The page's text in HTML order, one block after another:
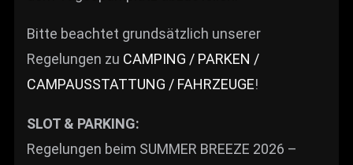
Bitte beachtet grundsätzlich unserer
Regelungen zu CAMPING / PARKEN /
CAMPAUSSTATTUNG / FAHRZEUGE!
SLOT & PARKING:
Regelungen beim SUMMER BREEZE 2026 –